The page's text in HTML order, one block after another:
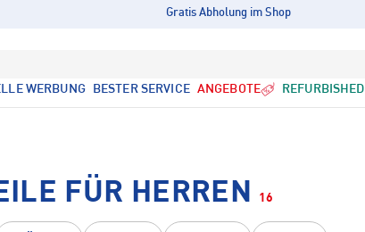
Gratis Abholung im Shop
WERBUNG BESTER SERVICE ANGEBOTE REFURBISHED
FÜR HERREN 16